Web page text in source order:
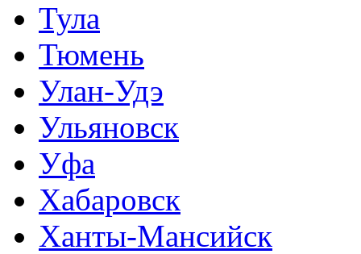
Тула
Тюмень
Улан-Удэ
Ульяновск
Уфа
Хабаровск
Ханты-Мансийск